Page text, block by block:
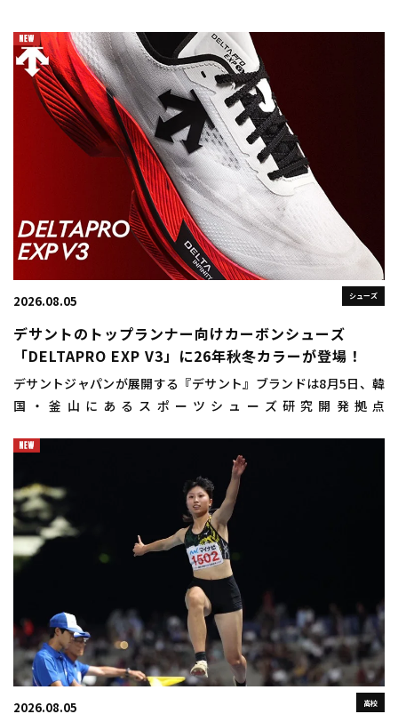
シューズ
2026.08.05
デサントのトップランナー向けカーボンシューズ
「DELTAPRO EXP V3」に26年秋冬カラーが登場！
デサントジャパンが展開する『デサント』ブランドは8月5日、韓
国・釜山にあるスポーツシューズ研究開発拠点
BUSAN（ディスクプサン）」にお […]
高校
2026.08.05